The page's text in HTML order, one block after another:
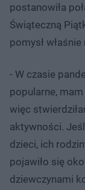
postanowiła
Świąteczną
pomysł
- W czasie
popularne,
więc
aktywności.
dzieci, ich
pojawiło się
dziewczynami